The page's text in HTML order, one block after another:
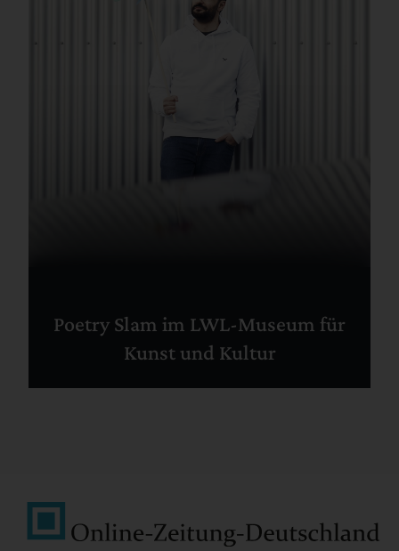
Poetry Slam im LWL-Museum für
Kunst und Kultur